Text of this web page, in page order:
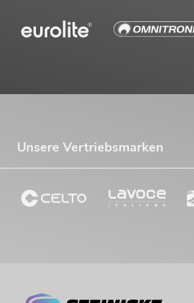
Unsere Vertriebsmarken